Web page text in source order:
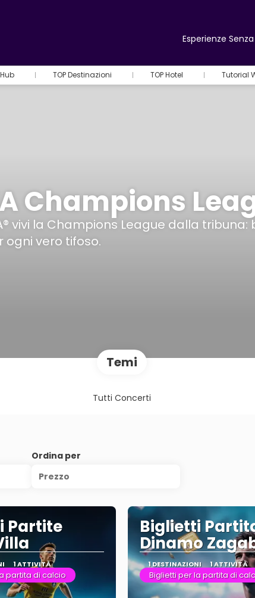
Esperienze
TOP Destinazioni TOP Hotel Tutorial
Champions
vivi la Champions League dalla
vero tifoso.
Temi
Tutti Concerti
Ordina per
Prezzo
Partite
1 ATTIVITÀ
partita di calcio
Biglietti
Dinamo
1 DESTINAZIONI 1 ATTIVITÀ
Biglietti per la partita di